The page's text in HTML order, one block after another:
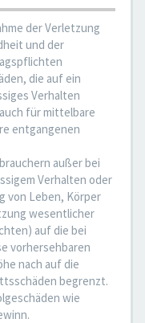
der Verletzung
und der
die auf ein
Verhalten
für mittelbare
entgangenen
außer bei
Verhalten oder
von Leben, Körper
wesentlicher
auf die bei
vorhersehbaren
nach auf die
begrenzt.
wie